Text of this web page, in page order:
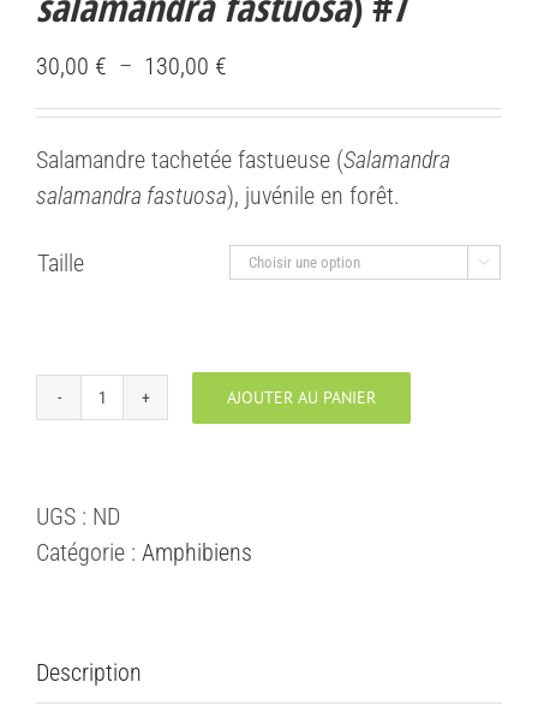
30,00 € – 130,00 €
de
30,00 €
à
130,00 €
Salamandre tachetée fastueuse (Salamandra
salamandra fastuosa), juvénile en forêt.
Taille 
quantité
tachetée
fastueuse
fastuosa)
#7
AJOUTER AU PANIER
UGS : ND
Catégorie : Amphibiens
Description